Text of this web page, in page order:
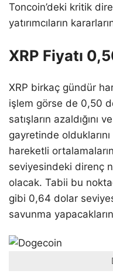
Toncoin’deki kritik
yatırımcıların
XRP Fiyatı
XRP birkaç gündür
işlem görse de 0,50
satışların azaldığını
gayretinde
hareketli
seviyesindeki direnç
olacak. Tabii bu
gibi 0,64 dolar
savunma